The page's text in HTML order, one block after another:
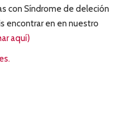
con Síndrome de deleción
encontrar en en nuestro
aquí)